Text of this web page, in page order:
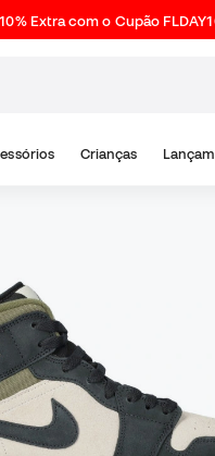
10% Extra com o Cupão
Crianças